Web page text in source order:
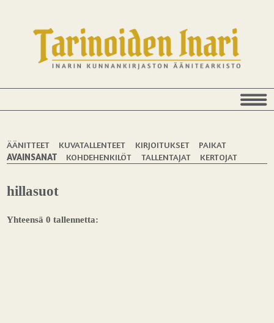
ÄÄNITTEET KUVATALLENTEET KIRJOITUKSET
PAIKAT
AVAINSANAT
KOHDEHENKILÖT TALLENTAJAT KERTOJAT
hillasuot
Yhteensä 0 tallennetta: